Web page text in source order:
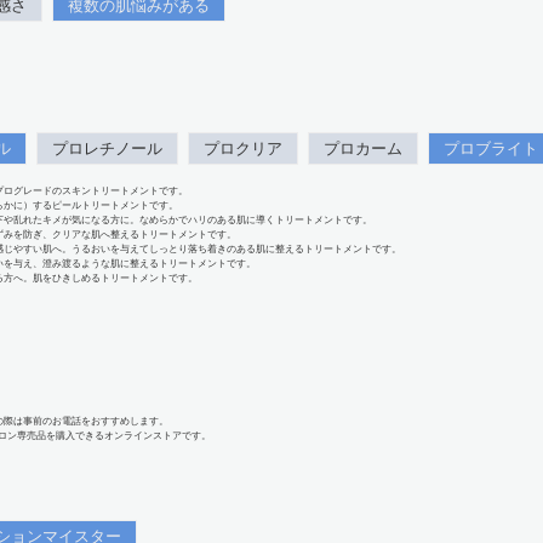
さ 複数の肌悩みがある
プロレチノール プロクリア プロカーム プロブライト
グレードのスキントリートメントです。
に）するピールトリートメントです。
乱れたキメが気になる方に。なめらかでハリのある肌に導くトリートメントです。
を防ぎ、クリアな肌へ整えるトリートメントです。
やすい肌へ。うるおいを与えてしっとり落ち着きのある肌に整えるトリートメントです。
与え、澄み渡るような肌に整えるトリートメントです。
へ。肌をひきしめるトリートメントです。
は事前のお電話をおすすめします。
専売品を購入できるオンラインストアです。
ョンマイスター